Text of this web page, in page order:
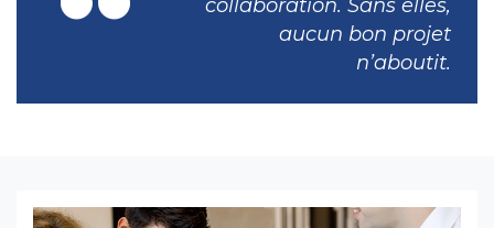
collaboration. Sans elles,
aucun bon projet
n’aboutit.